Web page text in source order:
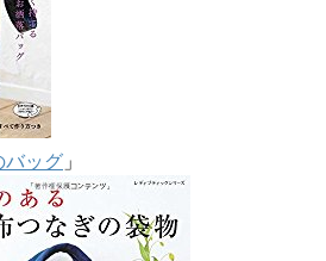
バッグ 」